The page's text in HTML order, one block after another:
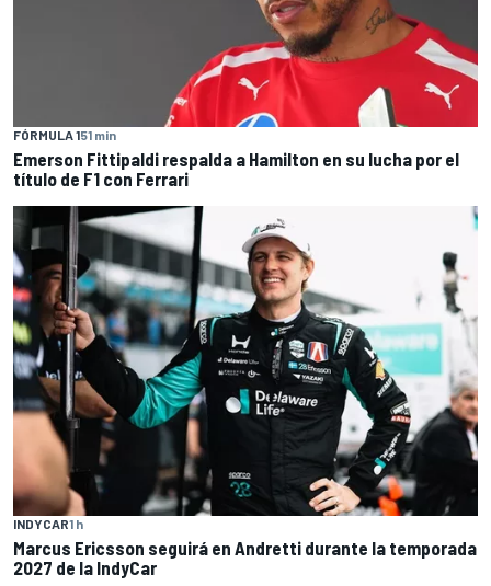
FÓRMULA 151 min
Emerson Fittipaldi respalda a Hamilton en su lucha por el
título de F1 con Ferrari
INDYCAR1 h
Marcus Ericsson seguirá en Andretti durante la temporada
2027 de la IndyCar